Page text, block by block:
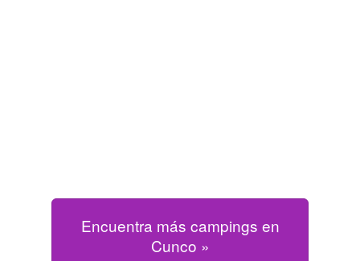
Encuentra más campings en
Cunco »